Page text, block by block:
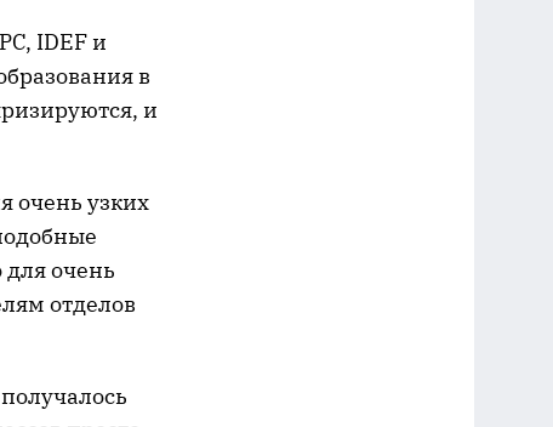
IDEF и
в
и
очень узких
очень
отделов